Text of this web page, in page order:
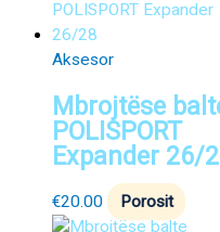
Aksesor
Mbrojtëse
POLISPORT
Expander 26/
€20.00 Porosit